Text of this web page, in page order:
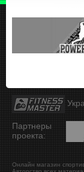
Партнеры
проекта:
Онлайн магазин